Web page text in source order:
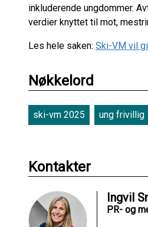
inkluderende ungdommer.
verdier knyttet til mot,
Les hele saken: Ski-VM vil
Nøkkelord
ski-vm 2025 ung frivillig
Kontakter
Ingvil
PR- og